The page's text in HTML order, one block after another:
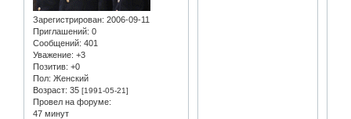
Зарегистрирован: 2006-09-11
Приглашений: 0
Сообщений: 401
Уважение: +3
Позитив: +0
Пол: Женский
Возраст: 35 [1991-05-21]
Провел на форуме:
47 минут